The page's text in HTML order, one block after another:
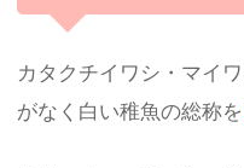
カタクチイワシ・マイ
がなく白い稚魚の総称を